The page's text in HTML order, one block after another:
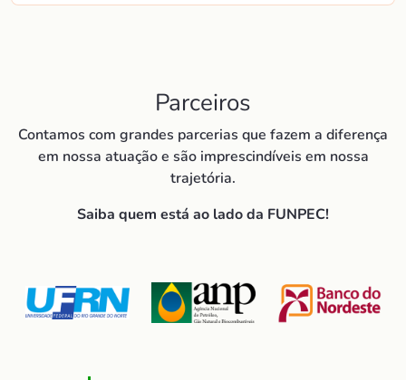
Parceiros
Contamos com grandes parcerias que fazem a diferença
em nossa atuação e são imprescindíveis em nossa
trajetória.
Saiba quem está ao lado da FUNPEC!